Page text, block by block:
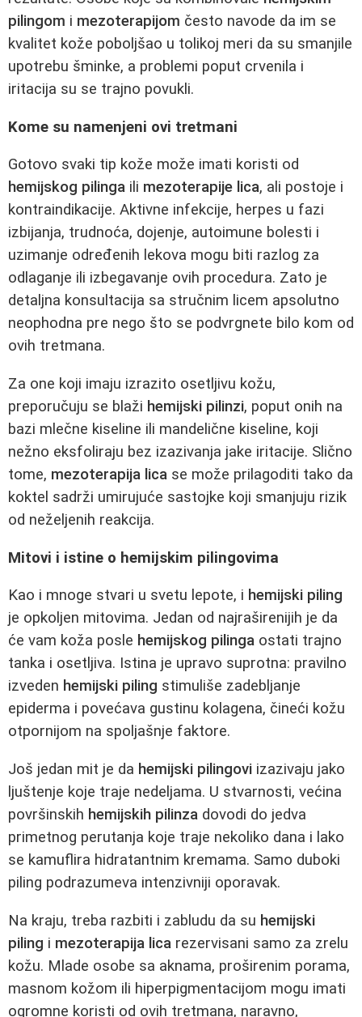
pilingom i mezoterapijom često navode da im se
kvalitet kože poboljšao u tolikoj meri da su smanjile
upotrebu šminke, a problemi poput crvenila i
iritacija su se trajno povukli.
Kome su namenjeni ovi tretmani
Gotovo svaki tip kože može imati koristi od
hemijskog pilinga ili mezoterapije lica, ali postoje i
kontraindikacije. Aktivne infekcije, herpes u fazi
izbijanja, trudnoća, dojenje, autoimune bolesti i
uzimanje određenih lekova mogu biti razlog za
odlaganje ili izbegavanje ovih procedura. Zato je
detaljna konsultacija sa stručnim licem apsolutno
neophodna pre nego što se podvrgnete bilo kom od
ovih tretmana.
Za one koji imaju izrazito osetljivu kožu,
preporučuju se blaži hemijski pilinzi, poput onih na
bazi mlečne kiseline ili mandelične kiseline, koji
nežno eksfoliraju bez izazivanja jake iritacije. Slično
tome, mezoterapija lica se može prilagoditi tako da
koktel sadrži umirujuće sastojke koji smanjuju rizik
od neželjenih reakcija.
Mitovi i istine o hemijskim pilingovima
Kao i mnoge stvari u svetu lepote, i hemijski piling
je opkoljen mitovima. Jedan od najraširenijih je da
će vam koža posle hemijskog pilinga ostati trajno
tanka i osetljiva. Istina je upravo suprotna: pravilno
izveden hemijski piling stimuliše zadebljanje
epiderma i povećava gustinu kolagena, čineći kožu
otpornijom na spoljašnje faktore.
Još jedan mit je da hemijski pilingovi izazivaju jako
ljuštenje koje traje nedeljama. U stvarnosti, većina
površinskih hemijskih pilinza dovodi do jedva
primetnog perutanja koje traje nekoliko dana i lako
se kamuflira hidratantnim kremama. Samo duboki
piling podrazumeva intenzivniji oporavak.
Na kraju, treba razbiti i zabludu da su hemijski
piling i mezoterapija lica rezervisani samo za zrelu
kožu. Mlade osobe sa aknama, proširenim porama,
masnom kožom ili hiperpigmentacijom mogu imati
ogromne koristi od ovih tretmana, naravno,